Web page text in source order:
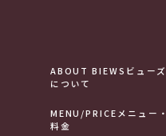
ABOUT BIEWS ビューズ
について
MENU/PRICE メニュー・
料金